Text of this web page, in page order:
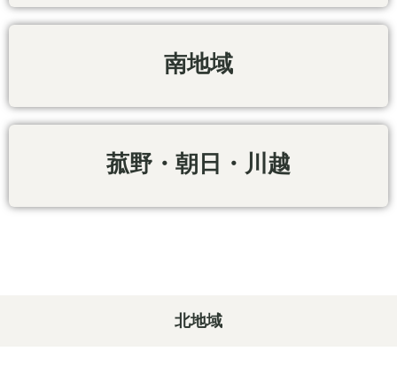
南地域
菰野・朝日・川越
北地域